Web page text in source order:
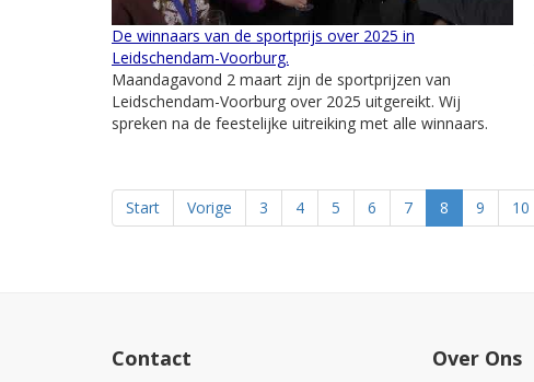
De winnaars van de sportprijs over 2025 in
Leidschendam-Voorburg.
Maandagavond 2 maart zijn de sportprijzen van
Leidschendam-Voorburg over 2025 uitgereikt. Wij
spreken na de feestelijke uitreiking met alle winnaars.
Start Vorige 3 4 5 6 7 8 9 10
Contact Over Ons